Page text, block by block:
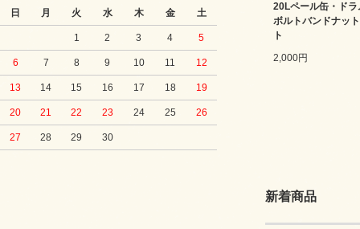
日 月 火 水 木 金 土
1 2 3 4 5
6 7 8 9 10 11 12
13 14 15 16 17 18 19
20 21 22 23 24 25 26
27 28 29 30
20Lペール缶・ドラ
ボルトバンドナッ
ト
2,000円
新着商品